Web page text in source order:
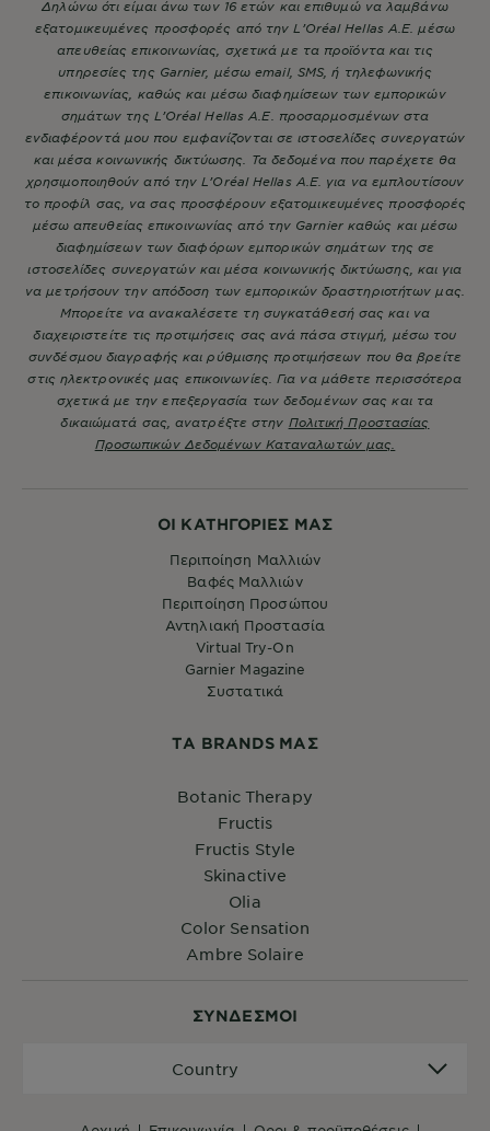
ΣYΝΔΕΣΜΟΙ
Country
ΟΙ ΚΑΤΗΓΟΡΙΕΣ ΜΑΣ
Περιποίηση Μαλλιών
Βαφές Μαλλιών
Περιποίηση Προσώπου
Αντηλιακή Προστασία
Virtual Try-On
Garnier Magazine
Συστατικά
ΤA BRANDS ΜΑΣ
Botanic Therapy
Fructis
Fructis Style
Skinactive
Olia
Color Sensation
Ambre Solaire
Δηλώνω ότι είμαι άνω των 16 ετών και επιθυμώ να λαμβάνω
εξατομικευμένες προσφορές από την L’Oréal Hellas A.E. μέσω
απευθείας επικοινωνίας, σχετικά με τα προϊόντα και τις
υπηρεσίες της Garnier, μέσω email, SMS, ή τηλεφωνικής
επικοινωνίας, καθώς και μέσω διαφημίσεων των εμπορικών
σημάτων της L’Oréal Hellas A.E. προσαρμοσμένων στα
ενδιαφέροντά μου που εμφανίζονται σε ιστοσελίδες συνεργατών
και μέσα κοινωνικής δικτύωσης. Τα δεδομένα που παρέχετε θα
χρησιμοποιηθούν από την L’Oréal Hellas A.E. για να εμπλουτίσουν
το προφίλ σας, να σας προσφέρουν εξατομικευμένες προσφορές
μέσω απευθείας επικοινωνίας από την Garnier καθώς και μέσω
διαφημίσεων των διαφόρων εμπορικών σημάτων της σε
ιστοσελίδες συνεργατών και μέσα κοινωνικής δικτύωσης, και για
να μετρήσουν την απόδοση των εμπορικών δραστηριοτήτων μας.
Μπορείτε να ανακαλέσετε τη συγκατάθεσή σας και να
διαχειριστείτε τις προτιμήσεις σας ανά πάσα στιγμή, μέσω του
συνδέσμου διαγραφής και ρύθμισης προτιμήσεων που θα βρείτε
στις ηλεκτρονικές μας επικοινωνίες. Για να μάθετε περισσότερα
σχετικά με την επεξεργασία των δεδομένων σας και τα
δικαιώματά σας, ανατρέξτε στην Πολιτική Προστασίας
Προσωπικών Δεδομένων Καταναλωτών μας.